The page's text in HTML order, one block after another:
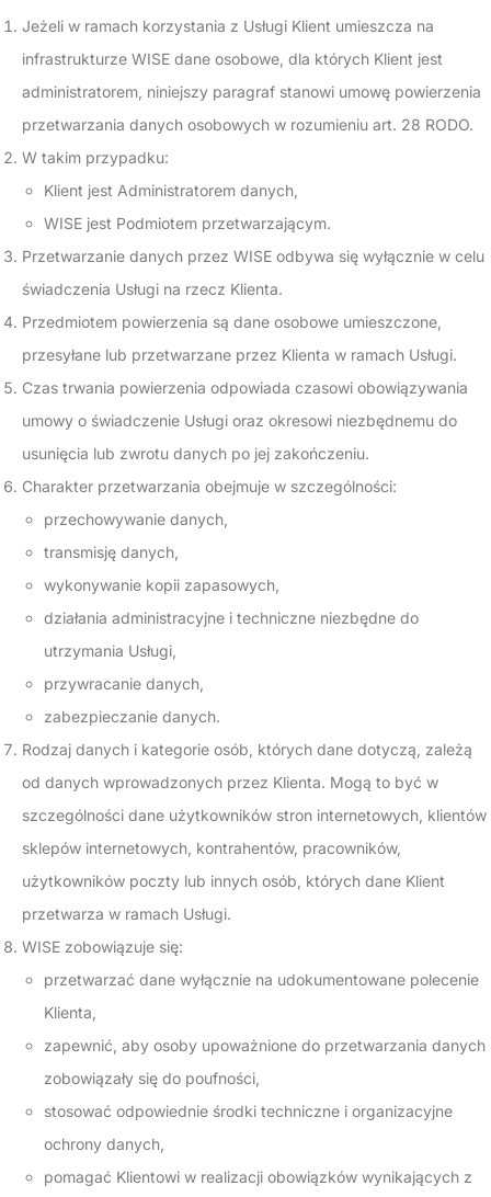
Jeżeli w ramach korzystania z Usługi Klient umieszcza na
infrastrukturze WISE dane osobowe, dla których Klient jest
administratorem, niniejszy paragraf stanowi umowę powierzenia
przetwarzania danych osobowych w rozumieniu art. 28 RODO.
W takim przypadku:
Klient jest Administratorem danych,
WISE jest Podmiotem przetwarzającym.
Przetwarzanie danych przez WISE odbywa się wyłącznie w celu
świadczenia Usługi na rzecz Klienta.
Przedmiotem powierzenia są dane osobowe umieszczone,
przesyłane lub przetwarzane przez Klienta w ramach Usługi.
Czas trwania powierzenia odpowiada czasowi obowiązywania
umowy o świadczenie Usługi oraz okresowi niezbędnemu do
usunięcia lub zwrotu danych po jej zakończeniu.
Charakter przetwarzania obejmuje w szczególności:
przechowywanie danych,
transmisję danych,
wykonywanie kopii zapasowych,
działania administracyjne i techniczne niezbędne do
utrzymania Usługi,
przywracanie danych,
zabezpieczanie danych.
Rodzaj danych i kategorie osób, których dane dotyczą, zależą
od danych wprowadzonych przez Klienta. Mogą to być w
szczególności dane użytkowników stron internetowych, klientów
sklepów internetowych, kontrahentów, pracowników,
użytkowników poczty lub innych osób, których dane Klient
przetwarza w ramach Usługi.
WISE zobowiązuje się:
przetwarzać dane wyłącznie na udokumentowane polecenie
Klienta,
zapewnić, aby osoby upoważnione do przetwarzania danych
zobowiązały się do poufności,
stosować odpowiednie środki techniczne i organizacyjne
ochrony danych,
pomagać Klientowi w realizacji obowiązków wynikających z